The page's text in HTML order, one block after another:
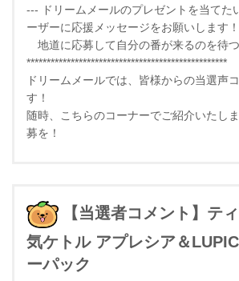
--- ドリームメールのプレゼントを当てた
ーザーに応援メッセージをお願いします
地道に応募して自分の番が来るのを待つ
**************************************************
ドリームメールでは、皆様からの当選声
す！
随時、こちらのコーナーでご紹介いたし
募を！
【当選者コメント】テ
気ケトル アプレシア＆
ーパック